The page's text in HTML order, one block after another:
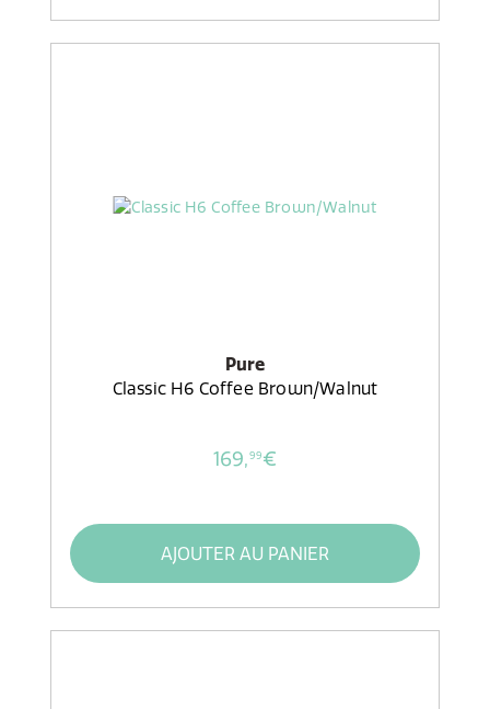
Pure
Classic H6 Coffee Brown/Walnut
169,99€
AJOUTER AU PANIER